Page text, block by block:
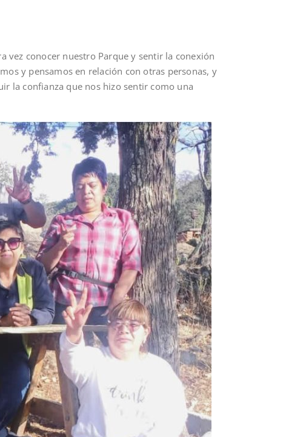
vez conocer nuestro Parque y sentir la conexión
y pensamos en relación con otras personas, y
la confianza que nos hizo sentir como una